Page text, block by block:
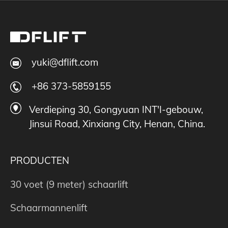
yuki@dflift.com
+86 373-5859155
Verdieping 30, Gongyuan INT'I-gebouw,
Jinsui Road, Xinxiang City, Henan, China.
PRODUCTEN
30 voet (9 meter) schaarlift
Schaarmannenlift